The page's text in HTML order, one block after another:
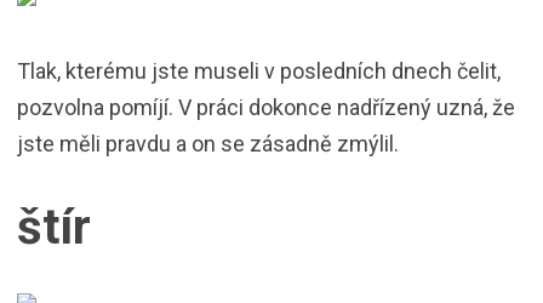
Tlak, kterému jste museli v posledních dnech čelit,
pozvolna pomíjí. V práci dokonce nadřízený uzná, že
jste měli pravdu a on se zásadně zmýlil.
štír